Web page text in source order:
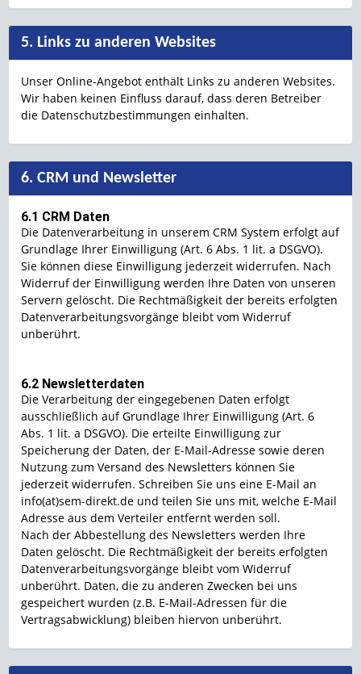
5. Links zu anderen Websites
Unser Online-Angebot enthält Links zu anderen Websites.
Wir haben keinen Einfluss darauf, dass deren Betreiber
die Datenschutzbestimmungen einhalten.
6. CRM und Newsletter
6.1 CRM Daten
Die Datenverarbeitung in unserem CRM System erfolgt auf
Grundlage Ihrer Einwilligung (Art. 6 Abs. 1 lit. a DSGVO).
Sie können diese Einwilligung jederzeit widerrufen. Nach
Widerruf der Einwilligung werden Ihre Daten von unseren
Servern gelöscht. Die Rechtmäßigkeit der bereits erfolgten
Datenverarbeitungsvorgänge bleibt vom Widerruf
unberührt.
6.2 Newsletterdaten
Die Verarbeitung der eingegebenen Daten erfolgt
ausschließlich auf Grundlage Ihrer Einwilligung (Art. 6
Abs. 1 lit. a DSGVO). Die erteilte Einwilligung zur
Speicherung der Daten, der E-Mail-Adresse sowie deren
Nutzung zum Versand des Newsletters können Sie
jederzeit widerrufen. Schreiben Sie uns eine E-Mail an
info(at)sem-direkt.de und teilen Sie uns mit, welche E-Mail
Adresse aus dem Verteiler entfernt werden soll.
Nach der Abbestellung des Newsletters werden Ihre
Daten gelöscht. Die Rechtmäßigkeit der bereits erfolgten
Datenverarbeitungsvorgänge bleibt vom Widerruf
unberührt. Daten, die zu anderen Zwecken bei uns
gespeichert wurden (z.B. E-Mail-Adressen für die
Vertragsabwicklung) bleiben hiervon unberührt.